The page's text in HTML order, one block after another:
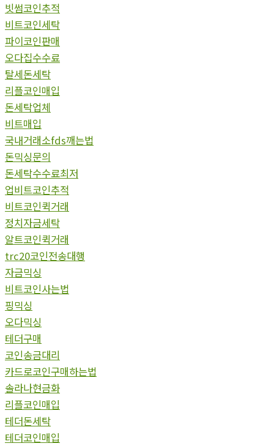
빗썸코인추적
비트코인세탁
파이코인판매
오다집수수료
탈세돈세탁
리플코인매입
돈세탁업체
비트매입
국내거래소fds깨는법
돈믹싱문의
돈세탁수수료최저
업비트코인추적
비트코인퀵거래
정치자금세탁
알트코인퀵거래
trc20코인전송대행
자금믹싱
비트코인사는법
핑믹싱
오다믹싱
테더구매
코인송금대리
카드로코인구매하는법
솔라나현금화
리플코인매입
테더돈세탁
테더코인매입